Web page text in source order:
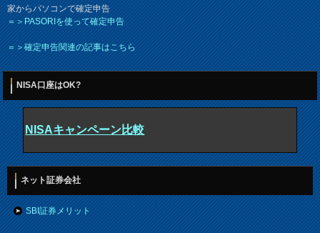
家からパソコンで確定申告
＝＞PASORIを使って確定申告
＝＞確定申告関連の記事はこちら
NISA口座はOK?
NISAキャンペーン比較
ネット証券会社
SBI証券メリット